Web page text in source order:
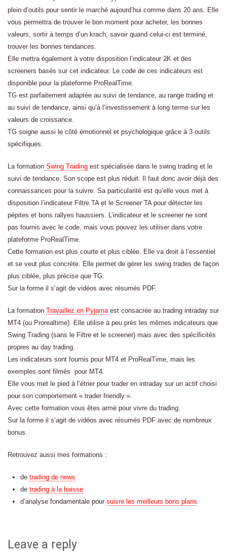
plein d’outils pour sentir le marché aujourd’hui comme dans 20 ans. Elle
vous permettra de trouver le bon moment pour acheter, les bonnes
valeurs, sortir à temps d’un krach, savoir quand celui-ci est terminé,
trouver les bonnes tendances.
Elle mettra également à votre disposition l’indicateur 2K et des
screeners basés sur cet indicateur. Le code de ces indicateurs est
disponible pour la plateforme ProRealTime.
TG est parfaitement adaptée au suivi de tendance, au range trading et
au suivi de tendance, ainsi qu’à l’investissement à long terme sur les
valeurs de croissance.
TG soigne aussi le côté émotionnel et psychologique grâce à 3 outils
spécifiques.
La formation Swing Trading est spécialisée dans le swing trading et le
suivi de tendance. Son scope est plus réduit. Il faut donc avoir déjà des
connaissances pour la suivre. Sa particularité est qu’elle vous met à
disposition l’indicateur Filtre TA et le Screener TA pour détecter les
pépites et bons rallyes haussiers. L’indicateur et le screener ne sont
pas fournis avec le code, mais vous pouvez les utiliser dans votre
plateforme ProRealTime.
Cette formation est plus courte et plus ciblée. Elle va droit à l’essentiel
et se veut plus concrète. Elle permet de gérer les swing trades de façon
plus ciblée, plus précise que TG.
Sur la forme il s’agit de vidéos avec résumés PDF.
La formation Travaillez en Pyjamaest consacrée au trading intraday sur
MT4 (ou Prorealtime). Elle utilise à peu près les mêmes indicateurs que
Swing Trading (sans le Filtre et le screener) mais avec des spécificités
propres au day trading.
Les indicateurs sont fournis pour MT4 et ProRealTime, mais les
exemples sont filmés pour MT4.
Elle vous met le pied à l’étrier pour trader en intraday sur un actif choisi
pour son comportement « trader friendly ».
Avec cette formation vous êtes armé pour vivre du trading.
Sur la forme il s’agit de vidéos avec résumés PDF avec de nombreux
bonus.
Retrouvez aussi mes formations :
de trading de news
de trading à la baisse
d’analyse fondamentale pour suivre les meilleurs bons plans.
Leave a reply